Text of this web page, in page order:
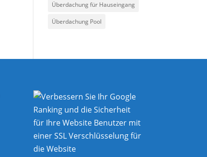
Überdachung für Hauseingang
Überdachung Pool